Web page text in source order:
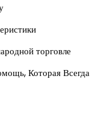
торговле
Которая Всегда